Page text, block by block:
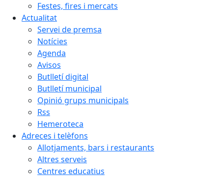
Festes, fires i mercats
Actualitat
Servei de premsa
Notícies
Agenda
Avisos
Butlletí digital
Butlletí municipal
Opinió grups municipals
Rss
Hemeroteca
Adreces i telèfons
Allotjaments, bars i restaurants
Altres serveis
Centres educatius